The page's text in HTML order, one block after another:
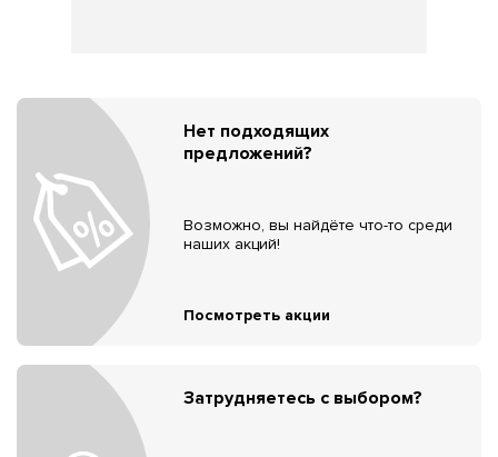
Нет подходящих
предложений?
Возможно, вы найдёте что-то среди
наших акций!
Посмотреть акции
Затрудняетесь с выбором?